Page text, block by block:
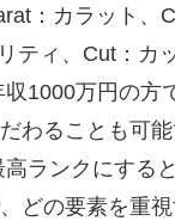
：カラット、
ティ、Cut：カ
1000万円の方
わることも可
高ランクにする
どの要素を重視